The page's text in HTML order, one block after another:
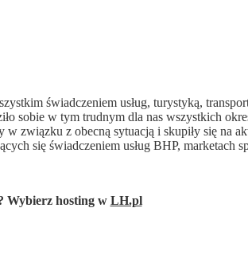
świadczeniem usług, turystyką,
sobie w tym trudnym dla nas wszystkich
w związku z obecną sytuacją i skupiły się na
się świadczeniem usług BHP, marketach
Wybierz hosting w LH.pl